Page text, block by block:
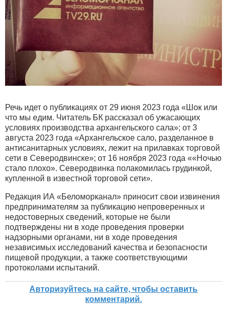
Речь идет о публикациях от 29 июня 2023 года «Шок или
что мы едим. Читатель БК рассказал об ужасающих
условиях производства архангельского сала»; от 3
августа 2023 года «Архангельское сало, разделанное в
антисанитарных условиях, лежит на прилавках торговой
сети в Северодвинске»; от 16 ноября 2023 года ««Ночью
стало плохо». Северодвинка полакомилась грудинкой,
купленной в известной торговой сети».
Редакция ИА «Беломорканал» приносит свои извинения
предпринимателям за публикацию непроверенных и
недостоверных сведений, которые не были
подтверждены ни в ходе проведения проверки
надзорными органами, ни в ходе проведения
независимых исследований качества и безопасности
пищевой продукции, а также соответствующими
протоколами испытаний.
Авторизуйтесь на сайте, чтобы оставить
комментарий.